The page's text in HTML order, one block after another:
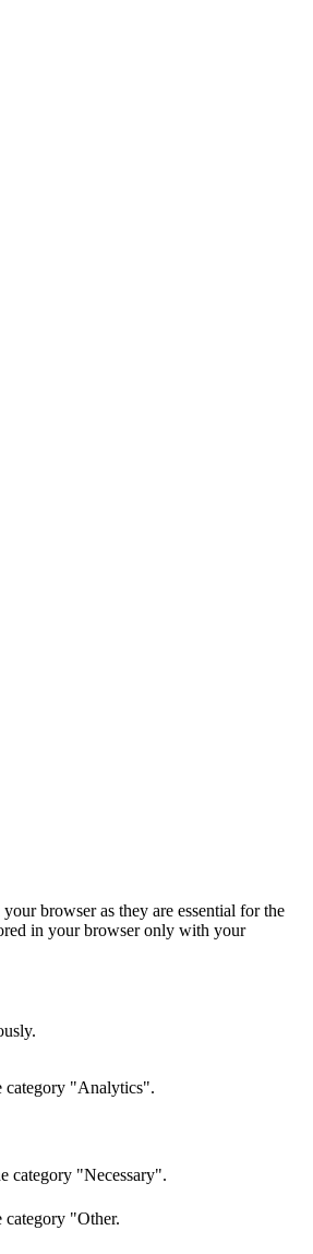
browser as they are essential for the
in your browser only with your
category "Analytics".
category "Necessary".
category "Other.